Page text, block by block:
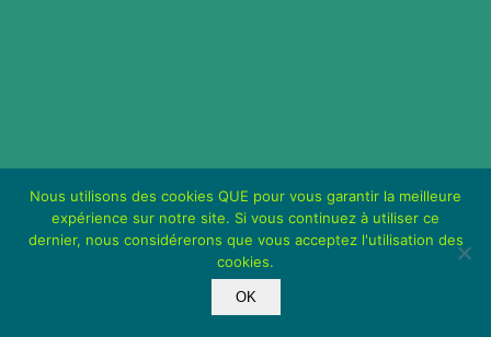
Nous utilisons des cookies QUE pour vous garantir la meilleure
expérience sur notre site. Si vous continuez à utiliser ce
dernier, nous considérerons que vous acceptez l'utilisation des
cookies.
OK